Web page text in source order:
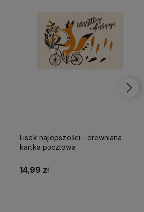
Lisek najlepszości - drewniana
kartka pocztowa
14,99 zł